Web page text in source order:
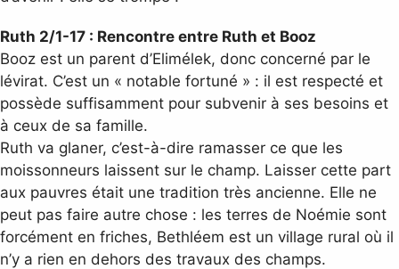
Ruth 2/1-17 : Rencontre entre Ruth et Booz
Booz est un parent d’Elimélek, donc concerné par le
lévirat. C’est un « notable fortuné » : il est respecté et
possède suffisamment pour subvenir à ses besoins et
à ceux de sa famille.
Ruth va glaner, c’est-à-dire ramasser ce que les
moissonneurs laissent sur le champ. Laisser cette part
aux pauvres était une tradition très ancienne. Elle ne
peut pas faire autre chose : les terres de Noémie sont
forcément en friches, Bethléem est un village rural où il
n’y a rien en dehors des travaux des champs.